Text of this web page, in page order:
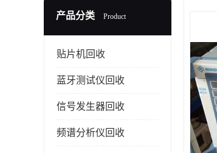
产品分类 Product
贴片机回收
蓝牙测试仪回收
信号发生器回收
频谱分析仪回收